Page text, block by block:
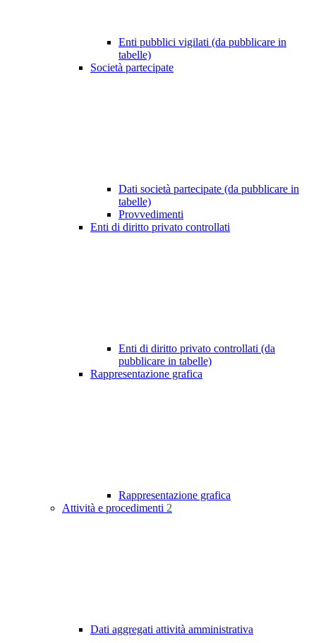
Enti pubblici vigilati (da pubblicare in
tabelle)
Società partecipate
Dati società partecipate (da pubblicare in
tabelle)
Provvedimenti
Enti di diritto privato controllati
Enti di diritto privato controllati (da
pubblicare in tabelle)
Rappresentazione grafica
Rappresentazione grafica
Attività e procedimenti 2
Dati aggregati attività amministrativa